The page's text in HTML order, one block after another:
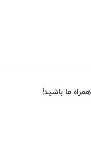
همراه ما باشید!